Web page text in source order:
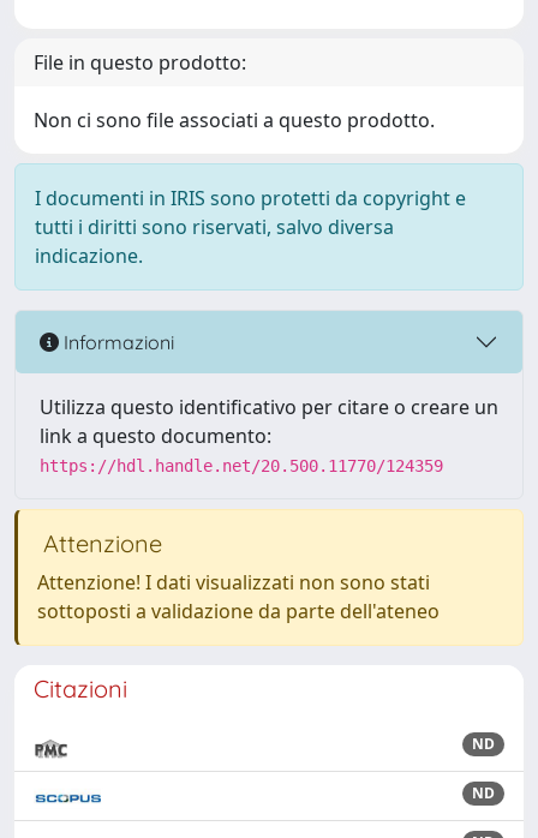
File in questo prodotto:
Non ci sono file associati a questo prodotto.
I documenti in IRIS sono protetti da copyright e
tutti i diritti sono riservati, salvo diversa
indicazione.
Informazioni
Utilizza questo identificativo per citare o creare un
link a questo documento:
https://hdl.handle.net/20.500.11770/124359
Attenzione
Attenzione! I dati visualizzati non sono stati
sottoposti a validazione da parte dell'ateneo
Citazioni
ND
ND